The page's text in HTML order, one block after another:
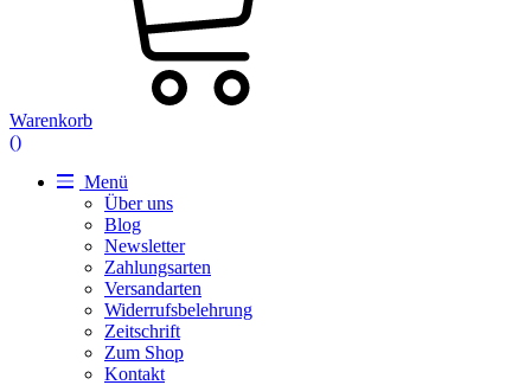
Warenkorb
()
Menü
Über uns
Blog
Newsletter
Zahlungsarten
Versandarten
Widerrufsbelehrung
Zeitschrift
Zum Shop
Kontakt